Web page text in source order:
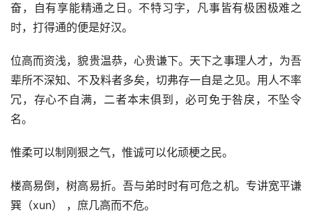
奋，自有享能精通之日。不特习字，凡事皆有极困极难之
时，打得通的便是好汉。
位高而资浅，貌贵温恭，心贵谦下。天下之事理人才，为吾
辈所不深知、不及料者多矣，切弗存一自是之见。用人不率
冗，存心不自满，二者本末俱到，必可免于咎戾，不坠令
名。
惟柔可以制刚狠之气，惟诚可以化顽梗之民。
楼高易倒，树高易折。吾与弟时时有可危之机。专讲宽平谦
巽（xun） ，庶几高而不危。